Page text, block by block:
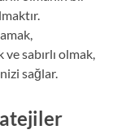
sabırlı olmak,
sağlar.